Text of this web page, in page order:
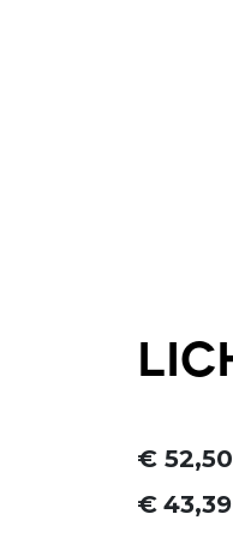
€ 52,50
€ 43,39